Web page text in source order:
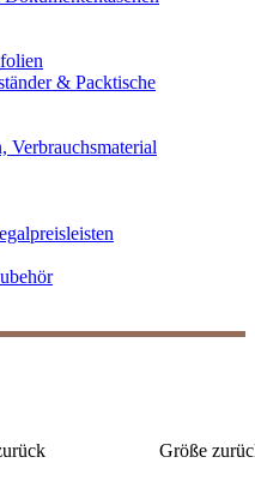
& Packtische
Verbrauchsmaterial
Größe